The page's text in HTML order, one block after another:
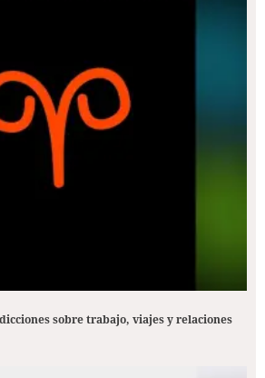
sobre trabajo, viajes y relaciones